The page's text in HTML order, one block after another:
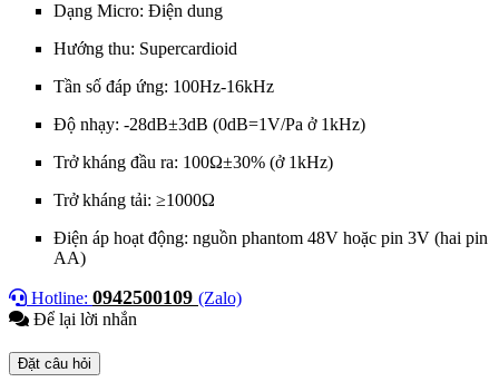
Dạng Micro: Điện dung
Hướng thu: Supercardioid
Tần số đáp ứng: 100Hz-16kHz
Độ nhạy: -28dB±3dB (0dB=1V/Pa ở 1kHz)
Trở kháng đầu ra: 100Ω±30% (ở 1kHz)
Trở kháng tải: ≥1000Ω
Điện áp hoạt động: nguồn phantom 48V hoặc pin 3V (hai pin
AA)
Hotline: 0942500109 (Zalo)
Để lại lời nhắn
Đặt câu hỏi